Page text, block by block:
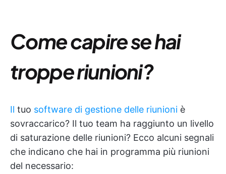
Come capire se hai
troppe riunioni?
Il tuo software di gestione delle riunioni è
sovraccarico? Il tuo team ha raggiunto un livello
di saturazione delle riunioni? Ecco alcuni segnali
che indicano che hai in programma più riunioni
del necessario: